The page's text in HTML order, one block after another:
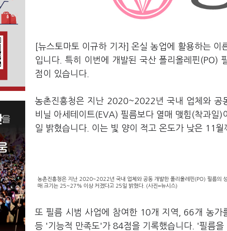
[뉴스토마토 이규하 기자] 온실 농업에 활용하는
입니다. 특히 이번에 개발된 국산 폴리올레핀(PO)
점이 있습니다.
농촌진흥청은 지난 2020~2022년 국내 업체와 공
비닐 아세테이트(EVA) 필름보다 열매 맺힘(착과
일 밝혔습니다. 이는 빛 양이 적고 온도가 낮은 11월
농촌진흥청은 지난 2020~2022년 국내 업체와 공동 개발한 폴리올레핀(PO) 필름의
매 크기는 25~27% 이상 커졌다고 25일 밝혔다. (사진=뉴시스)
또 필름 시범 사업에 참여한 10개 지역, 66개 농가
등 '기능적 만족도'가 84점을 기록했습니다. '필름